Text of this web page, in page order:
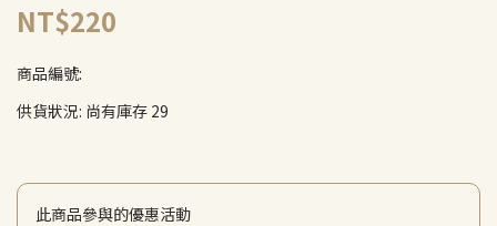
NT$220
商品編號:
供貨狀況: 尚有庫存 29
此商品參與的優惠活動